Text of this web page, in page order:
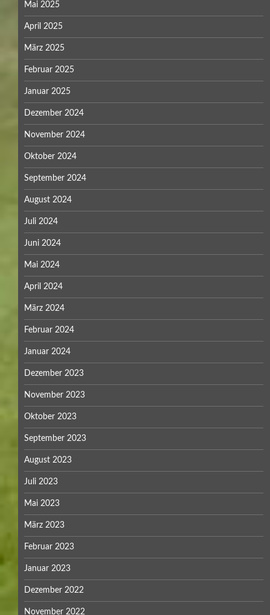
Mai 2025
April 2025
März 2025
Februar 2025
Januar 2025
Dezember 2024
November 2024
Oktober 2024
September 2024
August 2024
Juli 2024
Juni 2024
Mai 2024
April 2024
März 2024
Februar 2024
Januar 2024
Dezember 2023
November 2023
Oktober 2023
September 2023
August 2023
Juli 2023
Mai 2023
März 2023
Februar 2023
Januar 2023
Dezember 2022
November 2022